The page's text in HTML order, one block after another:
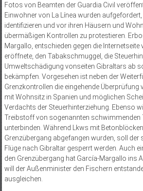
Fotos von Beamten der Guardia Civil
Einwohner von La Línea wurden
identifizieren und vor ihren Häusern und
übermäßigen Kontrollen zu protestieren.
Margallo, entschieden gegen die Internetseite
eröffnete, den Tabakschmuggel, die
Umweltschädigung vonseiten Gibraltars ab
bekämpfen. Vorgesehen ist neben der
Grenzkontrollen die eingehende Überprüfung
mit Wohnsitz in Spanien und möglichen
Verdachts der Steuerhinterziehung. Ebenso
Treibstoff von sogenannten schwimmenden
unterbinden. Während Lkws mit
Grenzübergang abgefangen wurden, soll
Flüge nach Gibraltar gesperrt werden. Auch
den Grenzübergang hat García-Margallo ins
will der Außenminister den Fischern
ausgleichen.